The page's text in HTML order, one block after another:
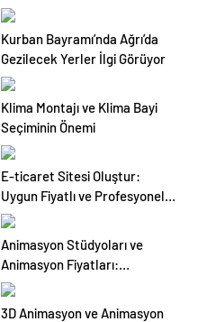
Kurban Bayramı’nda Ağrı’da
Gezilecek Yerler İlgi Görüyor
Klima Montajı ve Klima Bayi
Seçiminin Önemi
E-ticaret Sitesi Oluştur:
Uygun Fiyatlı ve Profesyonel
Çözümler
Animasyon Stüdyoları ve
Animasyon Fiyatları:
Profesyonel Hizmet Alırken
3D Animasyon ve Animasyon